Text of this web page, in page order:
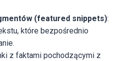
(featured snippets):
które bezpośrednio
z faktami pochodzącymi z